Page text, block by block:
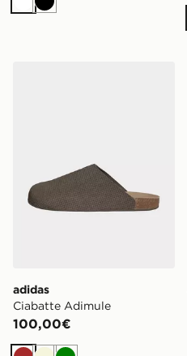
Bianco
Nero
adidas
Ciabatte Adimule
100,00€